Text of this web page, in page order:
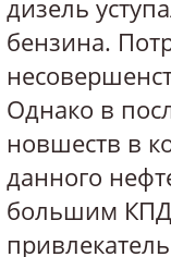
дизель
бензина.
Однако в
новшеств в
данного
большим